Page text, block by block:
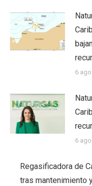
6
6
Regasificadora de
tras mantenimiento